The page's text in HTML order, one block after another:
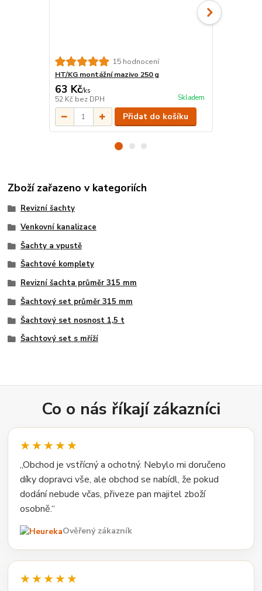
15 hodnocení
HT/KG montážní mazivo 250 g
63 Kč/ks
52 Kč bez DPH Skladem
Přidat do košíku
Zboží zařazeno v kategoriích
Revizní šachty
Venkovní kanalizace
Šachty a vpustě
Šachtové komplety
Revizní šachta průměr 315 mm
Šachtový set průměr 315 mm
Šachtový set nosnost 1,5 t
Šachtový set s mříží
Co o nás říkají zákazníci
★★★★★
„Obchod je vstřícný a ochotný. Nebylo mi doručeno
díky dopravci vše, ale obchod se nabídl, že pokud
dodání nebude včas, přiveze pan majitel zboží
osobně.“
Ověřený zákazník
★★★★★